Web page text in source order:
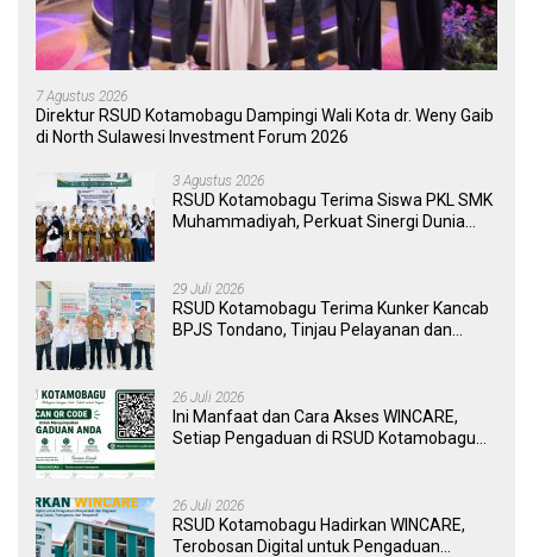
7 Agustus 2026
Direktur RSUD Kotamobagu Dampingi Wali Kota dr. Weny Gaib
di North Sulawesi Investment Forum 2026
3 Agustus 2026
RSUD Kotamobagu Terima Siswa PKL SMK
Muhammadiyah, Perkuat Sinergi Dunia
29 Juli 2026
RSUD Kotamobagu Terima Kunker Kancab
BPJS Tondano, Tinjau Pelayanan dan
26 Juli 2026
Ini Manfaat dan Cara Akses WINCARE,
Setiap Pengaduan di RSUD Kotamobagu
26 Juli 2026
RSUD Kotamobagu Hadirkan WINCARE,
Terobosan Digital untuk Pengaduan